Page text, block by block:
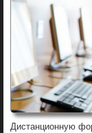
Дистанционную